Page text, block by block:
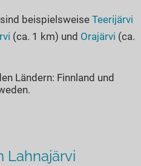
beispielsweise Teerijärvi
(ca. 1 km) und Orajärvi (ca.
Ländern: Finnland und
Lahnajärvi